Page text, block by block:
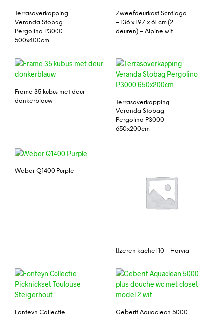
Terrasoverkapping
Veranda Stobag
Pergolino P3000
500x400cm
Zweefdeurkast Santiago
– 136 x 197 x 61 cm (2
deuren) – Alpine wit
Frame 35 kubus met deur
donkerblauw
Terrasoverkapping
Veranda Stobag
Pergolino P3000
650x200cm
Weber Q1400 Purple
IJzeren kachel 10 – Harvia
Fonteyn Collectie
Geberit Aquaclean 5000